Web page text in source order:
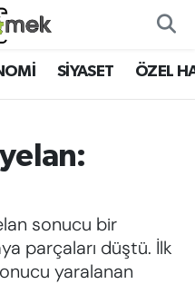
SİYASET ÖZEL
sonucu bir
parçaları düştü. İlk
yaralanan
ve Fikstür